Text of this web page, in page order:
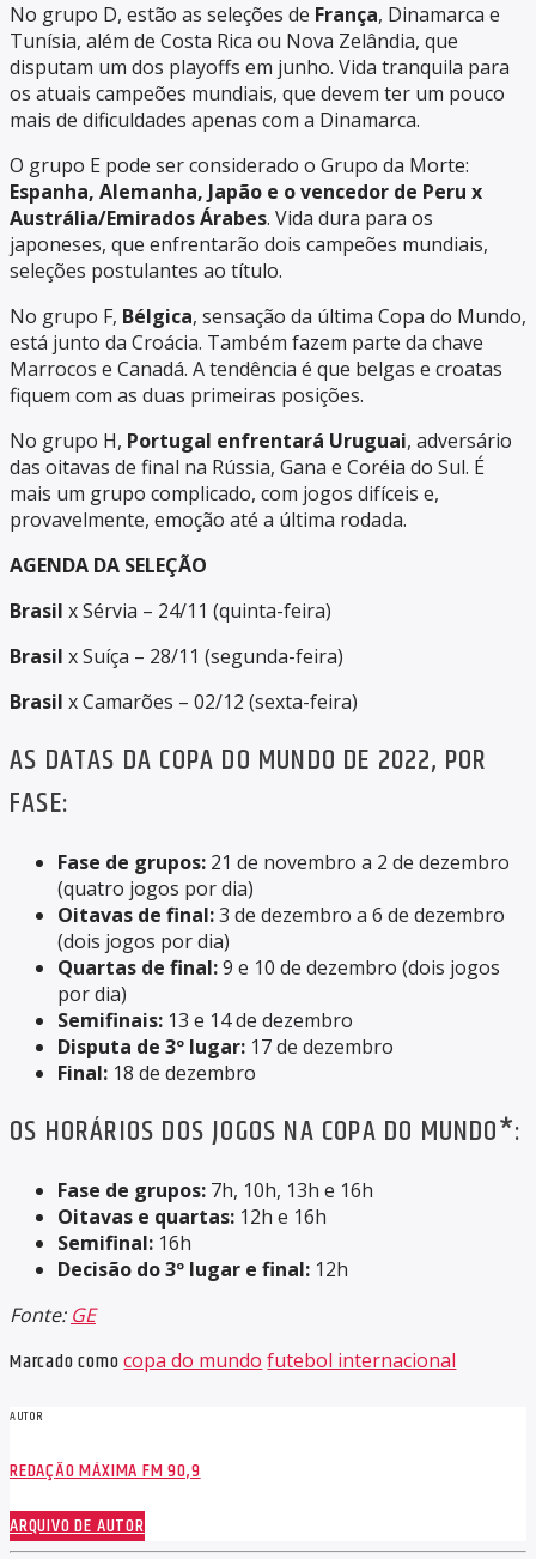
No grupo D, estão as seleções de França, Dinamarca e
Tunísia, além de Costa Rica ou Nova Zelândia, que
disputam um dos playoffs em junho. Vida tranquila para
os atuais campeões mundiais, que devem ter um pouco
mais de dificuldades apenas com a Dinamarca.
O grupo E pode ser considerado o Grupo da Morte:
Espanha, Alemanha, Japão e o vencedor de Peru x
Austrália/Emirados Árabes. Vida dura para os
japoneses, que enfrentarão dois campeões mundiais,
seleções postulantes ao título.
No grupo F, Bélgica, sensação da última Copa do Mundo,
está junto da Croácia. Também fazem parte da chave
Marrocos e Canadá. A tendência é que belgas e croatas
fiquem com as duas primeiras posições.
No grupo H, Portugal enfrentará Uruguai, adversário
das oitavas de final na Rússia, Gana e Coréia do Sul. É
mais um grupo complicado, com jogos difíceis e,
provavelmente, emoção até a última rodada.
AGENDA DA SELEÇÃO
Brasil x Sérvia – 24/11 (quinta-feira)
Brasil x Suíça – 28/11 (segunda-feira)
Brasil x Camarões – 02/12 (sexta-feira)
AS DATAS DA COPA DO MUNDO DE 2022, POR
FASE:
Fase de grupos: 21 de novembro a 2 de dezembro
(quatro jogos por dia)
Oitavas de final:3 de dezembro a 6 de dezembro
(dois jogos por dia)
Quartas de final:9 e 10 de dezembro (dois jogos
por dia)
Semifinais: 13 e 14 de dezembro
Disputa de 3º lugar: 17 de dezembro
Final: 18 de dezembro
OS HORÁRIOS DOS JOGOS NA COPA DO MUNDO*:
Fase de grupos: 7h, 10h, 13h e 16h
Oitavas e quartas: 12h e 16h
Semifinal: 16h
Decisão do 3º lugar e final: 12h
Fonte: GE
Marcado comocopa do mundo futebol internacional
AUTOR
REDAÇÃO MÁXIMA FM 90,9
ARQUIVO DE AUTOR